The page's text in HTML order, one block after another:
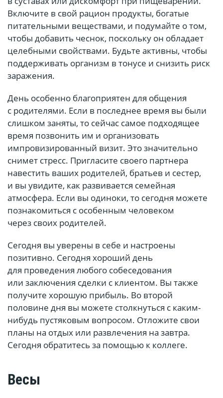
Включите в свой рацион продукты, богатые
питательными веществами, и подумайте о том,
чтобы добавить чеснок, поскольку он обладает
целебными свойствами. Будьте активны, чтобы
поддерживать организм в тонусе и снизить риск
заражения.
День особенно благоприятен для общения
с родителями. Если в последнее время вы были
слишком заняты, то сейчас самое подходящее
время позвонить им и организовать
импровизированный визит. Это значительно
снимет стресс. Пригласите своего партнера
навестить ваших родителей, братьев и сестер,
и вы увидите, как развивается семейная
атмосфера. Если вы одиноки, то сегодня можете
познакомиться с особенным человеком
через своих родителей.
Сегодня вы уверены в себе и настроены
позитивно. Сегодня хороший день
для проведения любого собеседования
или заключения сделки с клиентом. Вы также
получите хорошую прибыль. Во второй
половине дня вы можете столкнуться с каким-
нибудь пустяковым вопросом. Отложите свои
планы на отдых или развлечения на завтра.
Сегодня обратитесь за помощью к коллеге.
Весы